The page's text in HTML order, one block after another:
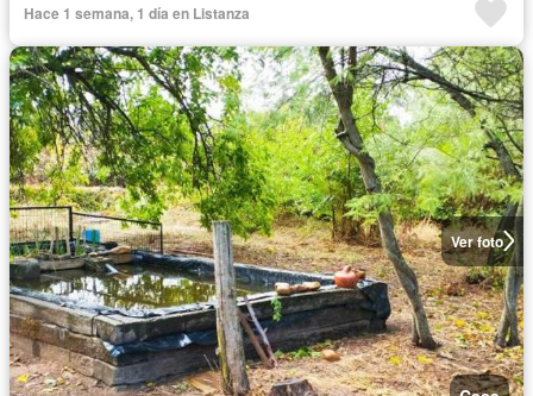
Hace 1 semana, 1 día en Listanza
Ver foto